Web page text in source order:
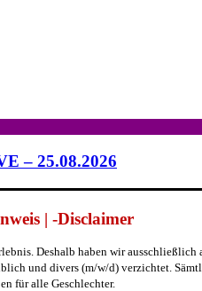
– 25.08.2026
| -Disclaimer
Deshalb haben wir ausschließlich
und divers (m/w/d) verzichtet.
für alle Geschlechter.